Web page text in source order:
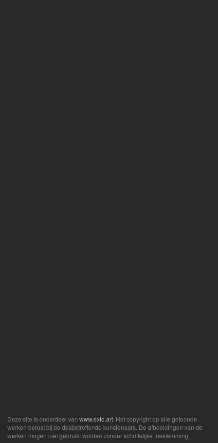
Deze site is onderdeel van www.exto.art . Het copyright op alle getoonde
werken berust bij de desbetreffende kunstenaars. De afbeeldingen van de
werken mogen niet gebruikt worden zonder schriftelijke toestemming.